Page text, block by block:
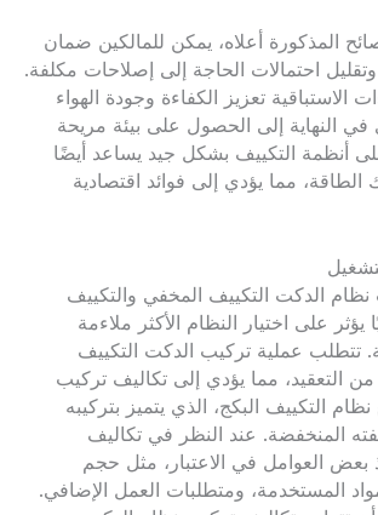
المذكورة أعلاه، يمكن للمالكين ضمان
وتقليل احتمالات الحاجة إلى إصلاحات مكلفة.
الاستباقية تعزيز الكفاءة وجودة الهواء
في النهاية إلى الحصول على بيئة مريحة
أنظمة التكييف بشكل جيد يساعد أيضًا
الطاقة، مما يؤدي إلى فوائد اقتصادية
نظام الدكت التكييف المخفي والتكييف
يؤثر على اختيار النظام الأكثر ملاءمة
تتطلب عملية تركيب الدكت التكييف
التعقيد، مما يؤدي إلى تكاليف تركيب
نظام التكييف البكج، الذي يتميز بتركيبه
المنخفضة. عند النظر في تكاليف
بعض العوامل في الاعتبار، مثل حجم
المستخدمة، ومتطلبات العمل الإضافي.